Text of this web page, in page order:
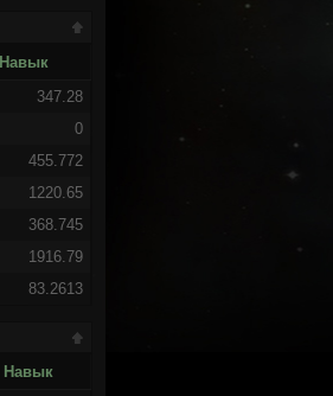
Навык
347.28
0
455.772
1220.65
368.745
1916.79
83.2613
Навык